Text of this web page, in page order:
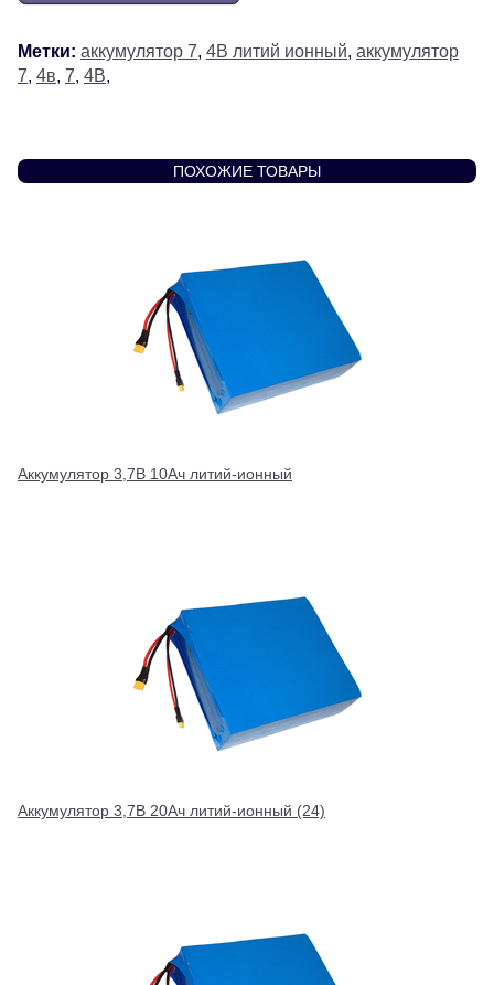
Метки: аккумулятор 7, 4В литий ионный, аккумулятор
7, 4в, 7, 4В,
ПОХОЖИЕ ТОВАРЫ
Аккумулятор 3,7В 10Ач литий-ионный
Аккумулятор 3,7В 20Ач литий-ионный (24)